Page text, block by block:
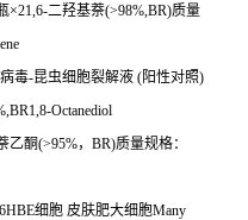
×21,6-二羟基萘(>98%,BR)质量
毒-昆虫细胞裂解液 (阳性对照)
Octanediol
乙酮(>95%， BR)质量规格：
细胞 皮肤肥大细胞Many